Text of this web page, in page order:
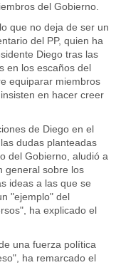
del Gobierno.
que no deja de ser un
del PP, quien ha
Diego tras las
en los escaños del
equiparar miembros
en hacer creer
de Diego en el
dudas planteadas
del Gobierno, aludió a
general sobre los
ideas a las que se
"ejemplo" del
ha explicado el
una fuerza política
ha remarcado el